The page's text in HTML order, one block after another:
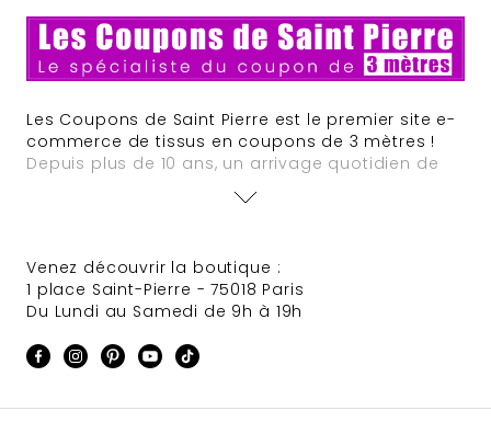
Les Coupons de Saint Pierre est le premier site e-
commerce de tissus en coupons de 3 mètres !
Depuis plus de 10 ans, un arrivage quotidien de
toute concurrence animent régulièrement le site
leur apparition.
Venez découvrir la boutique :
1 place Saint-Pierre - 75018 Paris
Du Lundi au Samedi de 9h à 19h